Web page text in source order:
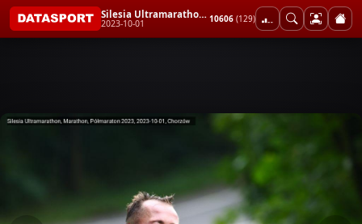
Silesia Ultramarathon, Marathon, Półmaraton 2023
2023-10-01 10606 (129)